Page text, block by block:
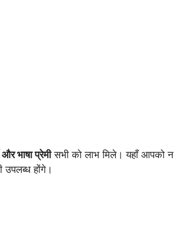
और भाषा प्रेमीसभी को लाभ मिले। यहाँ आपको न
उपलब्ध होंगे।